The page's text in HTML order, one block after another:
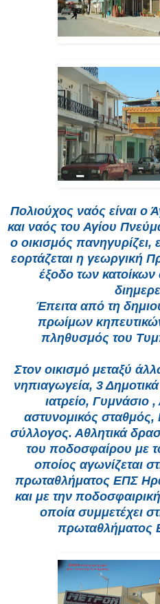
Πολιούχος ναός είναι ο
και ναός του Αγίου
ο οικισμός
εορτάζεται η γεωργική
έξοδο των
Έπειτα από τη
πρωίμων
πληθυσμός του
Στον οικισμό μεταξύ
νηπιαγωγεία, 3
ιατρείο, Γυμνάσιο
αστυνομικός σταθμός,
σύλλογος. Αθλητικά
του ποδοσφαίρου με
οποίος αγωνίζεται
πρωταθλήματος ΕΠΣ
και με την
οποία συμμετέχει
πρωταθλήματος